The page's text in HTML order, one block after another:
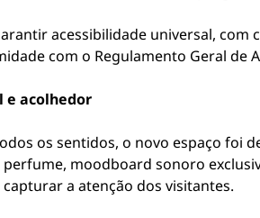
acessibilidade universal,
com o Regulamento Geral de
acolhedor
os sentidos, o novo espaço foi
moodboard sonoro
a atenção dos visitantes.